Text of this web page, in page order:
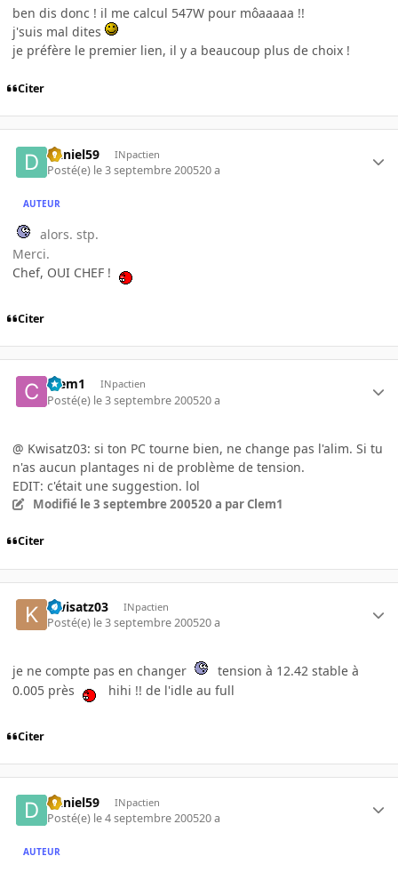
ben dis donc ! il me calcul 547W pour môaaaaa !!
j'suis mal dites
je préfère le premier lien, il y a beaucoup plus de choix !
Citer
Daniel59 INpactien
Posté(e) le 3 septembre 200520 a
AUTEUR
alors. stp.
Merci.
Chef, OUI CHEF !
Citer
Clem1 INpactien
Posté(e) le 3 septembre 200520 a
@ Kwisatz03: si ton PC tourne bien, ne change pas l'alim. Si tu
n'as aucun plantages ni de problème de tension.
EDIT: c'était une suggestion. lol
Modifié le 3 septembre 200520 a par Clem1
Citer
Kwisatz03 INpactien
Posté(e) le 3 septembre 200520 a
je ne compte pas en changer
tension à 12.42 stable à
0.005 près
hihi !! de l'idle au full
Citer
Daniel59 INpactien
Posté(e) le 4 septembre 200520 a
AUTEUR